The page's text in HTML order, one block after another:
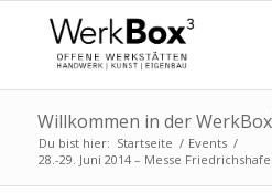
Willkommen in der
Du bist hier: Startseite / Events /
28.-29. Juni 2014 – Messe